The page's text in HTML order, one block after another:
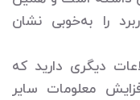
را به‌خوبی نشان
دیگری دارید که
معلومات سایر